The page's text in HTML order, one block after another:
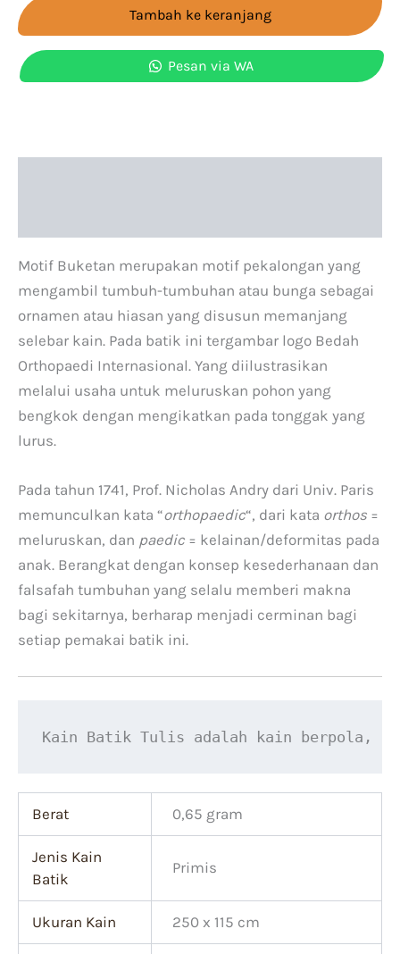
Tambah ke keranjang
Pesan via WA
Motif Buketan merupakan motif pekalongan yang
mengambil tumbuh-tumbuhan atau bunga sebagai
ornamen atau hiasan yang disusun memanjang
selebar kain. Pada batik ini tergambar logo Bedah
Orthopaedi Internasional. Yang diilustrasikan
melalui usaha untuk meluruskan pohon yang
bengkok dengan mengikatkan pada tonggak yang
lurus.
Pada tahun 1741, Prof. Nicholas Andry dari Univ. Paris
memunculkan kata “orthopaedic“, dari kata orthos =
meluruskan, dan paedic = kelainan/deformitas pada
anak. Berangkat dengan konsep kesederhanaan dan
falsafah tumbuhan yang selalu memberi makna
bagi sekitarnya, berharap menjadi cerminan bagi
setiap pemakai batik ini.
Kain Batik Tulis adalah kain berpola,
Berat 0,65 gram
Jenis Kain
Batik
Primis
Ukuran Kain 250 x 115 cm